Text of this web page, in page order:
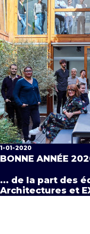
1-01-2020
BONNE ANNÉE
... de la part des
Architectures et